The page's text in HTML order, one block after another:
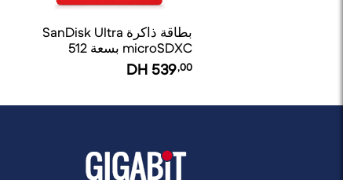
بطاقة ذاكرة SanDisk Ultra
microSDXC بسعة 512
تصل إلى 150 ميجابايت/ثانية
539,00